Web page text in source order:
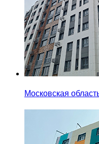
Московская